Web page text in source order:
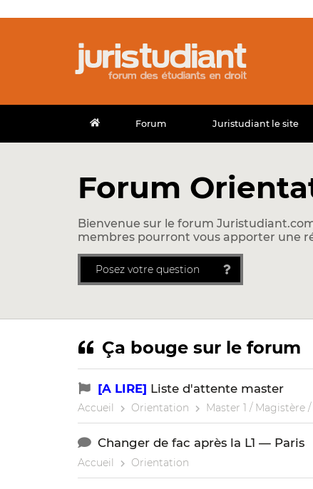
Forum Juristudiant le site
Forum
Bienvenue sur le forum
membres pourront vous apporter une
Posez votre question
Ça bouge sur le forum
[A LIRE] Liste d'attente master
Accueil Orientation Master 1 / Magistère
Changer de fac après la L1 — Paris
Accueil Orientation